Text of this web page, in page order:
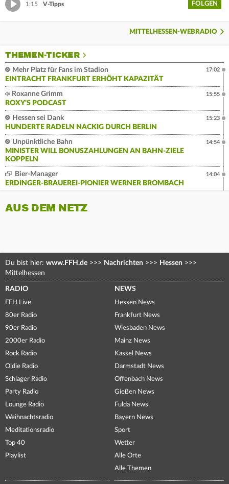
1:15 V-Tipps FOLGEN
MITTELHESSEN-WEBRADIO
THEMEN-TICKER
Mehr Platz für Fans im Stadion
EINTRACHT FRANKFURT ERHÖHT KAPAZITÄT
17:02
Roxanne Grimm
ROXY'S PODCAST
15:55
Hessen sei Dank
HUNDERTE RADELN NACKIG DURCH BERLIN
15:23
Unpünktliche Bahn
MINISTER WILL BONUSZAHLUNGEN AN BAHN-ZIELE
KOPPELN
14:54
Bier-Manager
ERDINGER-BRAUEREI-PIONIER WERNER BROMBACH
14:04
AUS DEM NETZ
Du bist hier: www.FFH.de >>> Nachrichten >>> Hessen >>>
Mittelhessen
RADIO
FFH Live
80er Radio
90er Radio
2000er Radio
Rock Radio
Oldie Radio
Schlager Radio
Party Radio
Lounge Radio
Weihnachtsradio
Meditationsradio
Top 40
Playlist
NEWS
Hessen News
Frankfurt News
Wiesbaden News
Mainz News
Kassel News
Darmstadt News
Offenbach News
Gießen News
Fulda News
Bayern News
Sport
Wetter
Alle Orte
Alle Themen